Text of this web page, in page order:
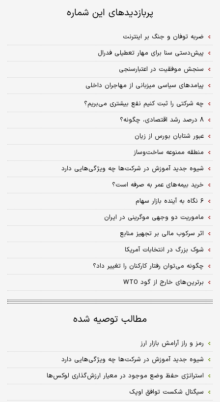
پربازدیدهای این شماره
ضربه توفان و جنگ بر اینترنت
پیش‌دستی سنا برای مهار تعطیلی فدرال
سنجش موفقیت در اعتبارسنجی
پیامدهای سیاسی میزبانی از مهاجران داخلی
چه شرکتی را ثبت کنیم نفع بیشتری می‌بریم؟
۸ درصد رشد اقتصادی، چگونه؟
عبور شتابان بورس از زیان
منطقه ممنوعه ساخت‌و‌ساز
شیوه جدید آموزش در شرکت‌ها چه ویژگی‌هایی دارد
خرید بیمه‌های عمر به صرفه است؟
۶ نگاه به آینده بازار سهام
ماموریت دو وجهی موگرینی در ایران
اثر سرکوب مالی بر تجهیز منابع
شوک بزرگ در انتخابات آمریکا
چگونه می‌توان رفتار کارکنان را تغییر داد؟
برترین‌های خارج از گود WTO
مطالب توصیه شده
رمز و راز آرامش بازار ارز
شیوه جدید آموزش در شرکت‌ها چه ویژگی‌هایی دارد
استراتژی حفظ وضع موجود در معیار ارزش‌گذاری لوکس‌ها
سیگنال شکست توافق اوپک